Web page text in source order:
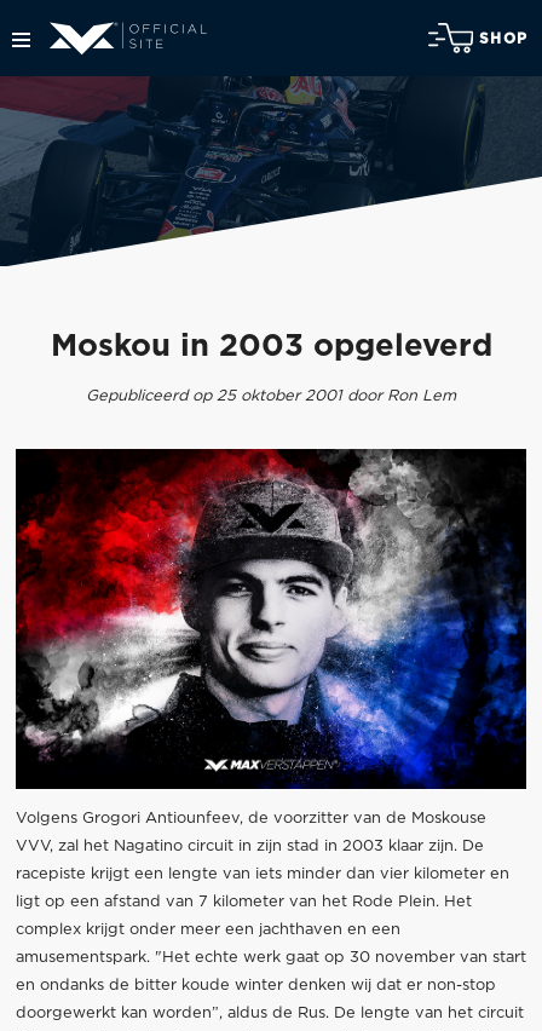
SHOP
Moskou in 2003 opgeleverd
Gepubliceerd op 25 oktober 2001 door Ron Lem
Volgens Grogori Antiounfeev, de voorzitter van de Moskouse
VVV, zal het Nagatino circuit in zijn stad in 2003 klaar zijn. De
racepiste krijgt een lengte van iets minder dan vier kilometer en
ligt op een afstand van 7 kilometer van het Rode Plein. Het
complex krijgt onder meer een jachthaven en een
amusementspark. "Het echte werk gaat op 30 november van start
en ondanks de bitter koude winter denken wij dat er non-stop
doorgewerkt kan worden”, aldus de Rus. De lengte van het circuit